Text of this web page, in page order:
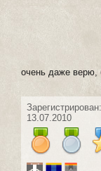
очень даже верю,
Зарегистрирован:
13.07.2010